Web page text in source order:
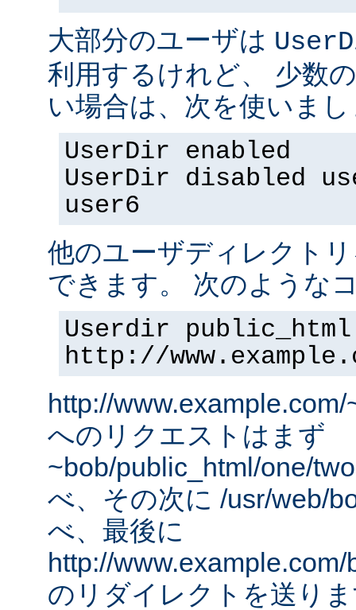
大部分のユーザは
利用するけれど、 少数
い場合は、次を使いま
UserDir enabled
UserDir disabled
user6
他のユーザディレクト
できます。 次のような
Userdir
http://
http://
へのリクエストはまず
~bob/public_html/one/
べ、その次に /usr/web/
べ、最後に
http://
のリダイレクトを送り